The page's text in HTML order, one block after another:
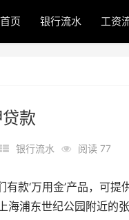
页 银行流水 工资
款
银行流水 阅读 77
有款‘万用金’产品，可
海浦东世纪公园附近的